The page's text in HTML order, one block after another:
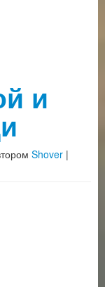
и
Shover |